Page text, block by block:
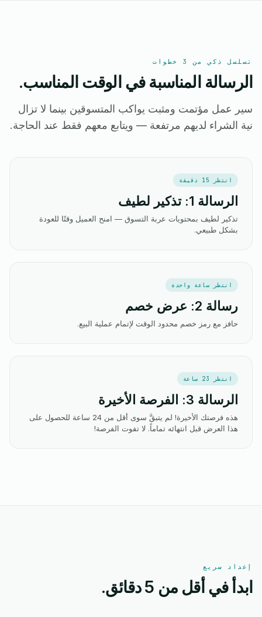
تسلسل ذكي من 3 خطوات
الرسالة المناسبة في الوقت المناسب.
سير عمل مؤتمت ومثبت يواكب المتسوقين بينما لا تزال
نية الشراء لديهم مرتفعة — ويتابع معهم فقط عند الحاجة.
انتظر 15 دقيقة
الرسالة 1: تذكير لطيف
تذكير لطيف بمحتويات عربة التسوق — امنح العميل وقتًا للعودة
بشكل طبيعي.
انتظر ساعة واحدة
رسالة 2: عرض خصم
حافز مع رمز خصم محدود الوقت لإتمام عملية البيع.
انتظر 23 ساعة
الرسالة 3: الفرصة الأخيرة
هذه فرصتك الأخيرة! لم يتبقَّ سوى أقل من 24 ساعة للحصول على
هذا العرض قبل انتهائه تماماً. لا تفوت الفرصة!
إعداد سريع
ابدأ في أقل من 5 دقائق.